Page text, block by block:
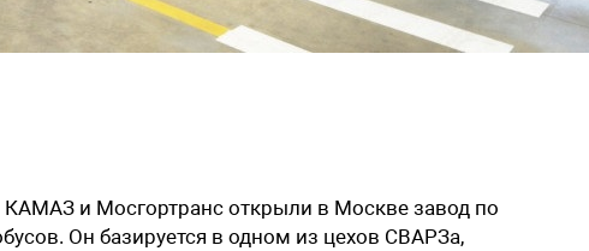
и Мосгортранс открыли в Москве завод по
Он базируется в одном из цехов СВАРЗа,